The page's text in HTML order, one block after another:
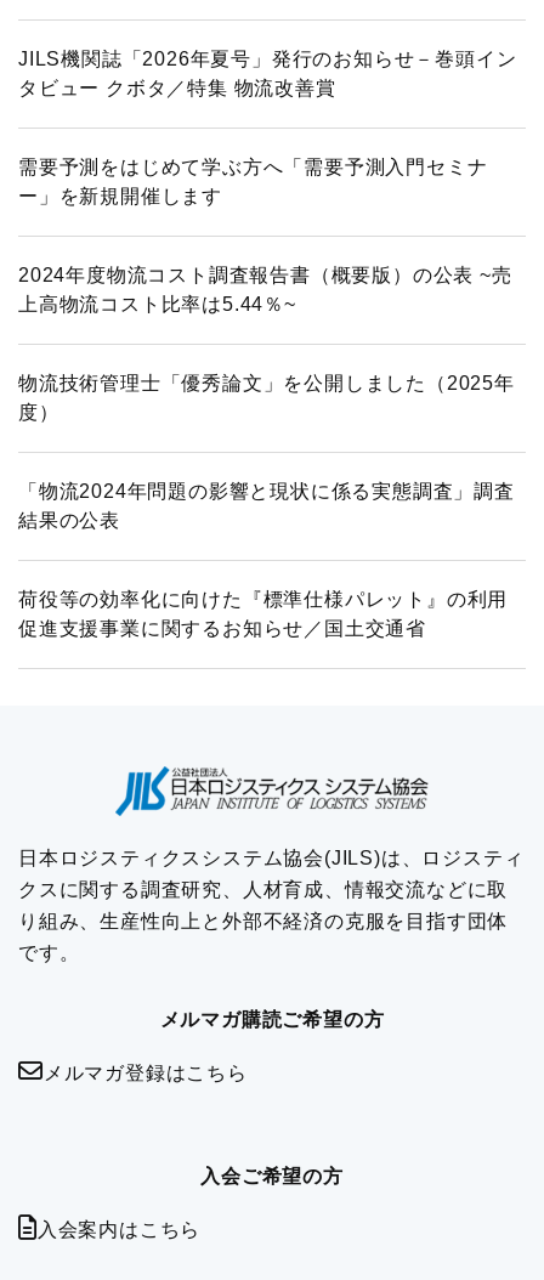
JILS機関誌「2026年夏号」発行のお知らせ－巻頭イン
タビュー クボタ／特集 物流改善賞
需要予測をはじめて学ぶ方へ「需要予測入門セミナ
ー」を新規開催します
2024年度物流コスト調査報告書（概要版）の公表 ~売
上高物流コスト比率は5.44％~
物流技術管理士「優秀論文」を公開しました（2025年
度）
「物流2024年問題の影響と現状に係る実態調査」調査
結果の公表
荷役等の効率化に向けた『標準仕様パレット』の利用
促進支援事業に関するお知らせ／国土交通省
日本ロジスティクスシステム協会(JILS)は、ロジスティ
クスに関する調査研究、人材育成、情報交流などに取
り組み、生産性向上と外部不経済の克服を目指す団体
です。
メルマガ購読ご希望の方
メルマガ登録はこちら
入会ご希望の方
入会案内はこちら